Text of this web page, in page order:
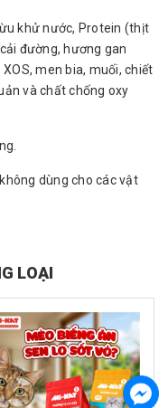
khử nước, Protein (thịt
đường, hương gan
men bia, muối, chiết
và chất chống oxy
dùng cho các vật
LOẠI